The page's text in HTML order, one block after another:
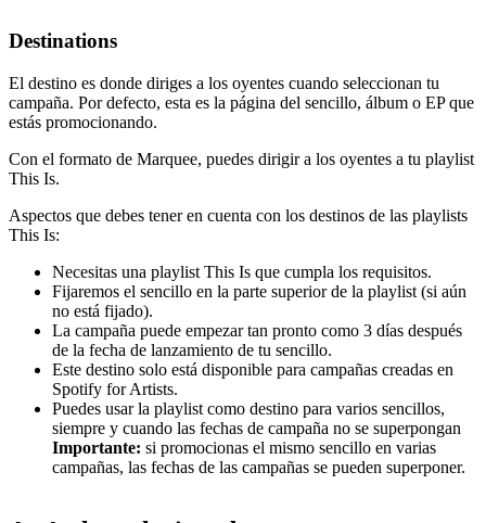
Destinations
El destino es donde diriges a los oyentes cuando seleccionan tu
campaña. Por defecto, esta es la página del sencillo, álbum o EP que
estás promocionando.
Con el formato de Marquee, puedes dirigir a los oyentes a tu playlist
This Is.
Aspectos que debes tener en cuenta con los destinos de las playlists
This Is:
Necesitas una playlist This Is que cumpla los requisitos.
Fijaremos el sencillo en la parte superior de la playlist (si aún
no está fijado).
La campaña puede empezar tan pronto como 3 días después
de la fecha de lanzamiento de tu sencillo.
Este destino solo está disponible para campañas creadas en
Spotify for Artists.
Puedes usar la playlist como destino para varios sencillos,
siempre y cuando las fechas de campaña no se superpongan
Importante: si promocionas el mismo sencillo en varias
campañas, las fechas de las campañas se pueden superponer.